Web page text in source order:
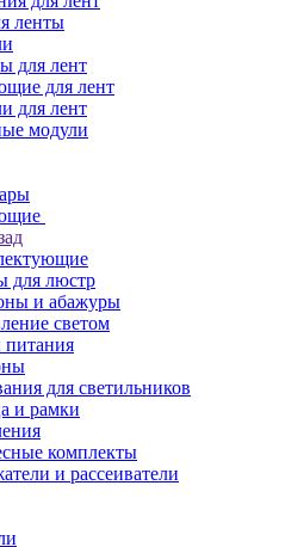
ленты
для лент
для лент
для лент
модули
для люстр
и абажуры
светом
питания
для светильников
и рамки
комплекты
и рассеиватели